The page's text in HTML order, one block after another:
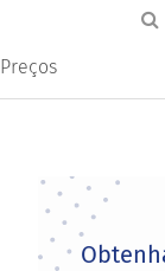
Preços
Primary
Sidebar